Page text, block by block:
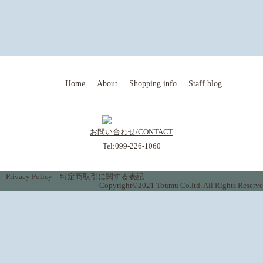
Home About Shopping info Staff blog
お問い合わせ/CONTACT
Tel:099-226-1060
Privacy Policy
特定商取引に関する表記
Copyright©2021 Toumu Co.ltd. All Rights